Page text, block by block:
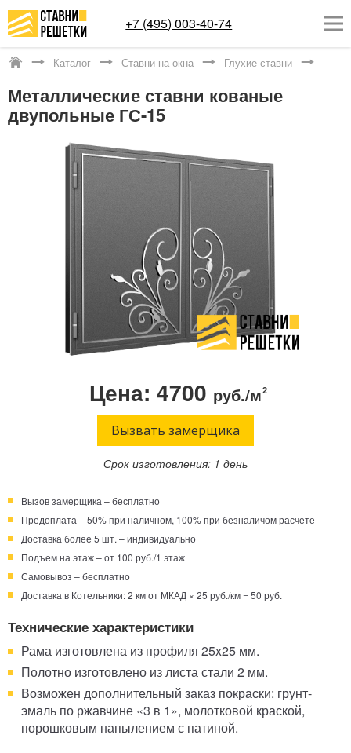
+7 (495) 003-40-74
ОКОННЫЕ РЕШЕТКИ
Заказать обратный звонок
+7 (495) 003-40-74 Круглосуточно!
Каталог Ставни на окна Глухие ставни
Металлические ставни кованые
двупольные ГС-15
Цена: 4700 руб./м2
Вызвать замерщика
Срок изготовления: 1 день
Вызов замерщика – бесплатно
Предоплата – 50% при наличном, 100% при безналичом расчете
Доставка более 5 шт. – индивидуально
Подъем на этаж – от 100 руб./1 этаж
Самовывоз – бесплатно
Доставка в Котельники: 2 км от МКАД × 25 руб./км = 50 руб.
Технические характеристики
Рама изготовлена из профиля 25x25 мм.
Полотно изготовлено из листа стали 2 мм.
Возможен дополнительный заказ покраски: грунт-
эмаль по ржавчине «3 в 1», молотковой краской,
порошковым напылением с патиной.